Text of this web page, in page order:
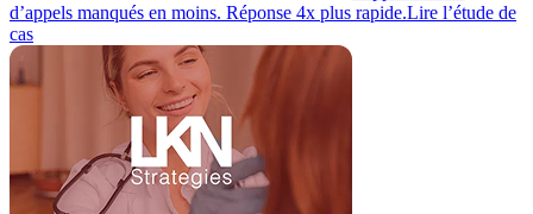
d’appels manqués en moins. Réponse 4x plus rapide.Lire l’étude de
cas